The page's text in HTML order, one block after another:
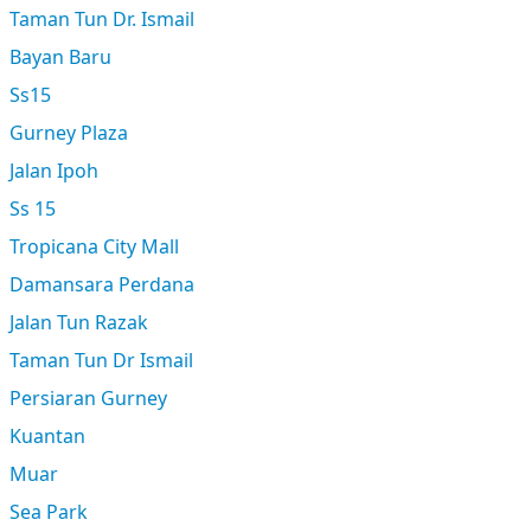
Taman Tun Dr. Ismail
Bayan Baru
Ss15
Gurney Plaza
Jalan Ipoh
Ss 15
Tropicana City Mall
Damansara Perdana
Jalan Tun Razak
Taman Tun Dr Ismail
Persiaran Gurney
Kuantan
Muar
Sea Park